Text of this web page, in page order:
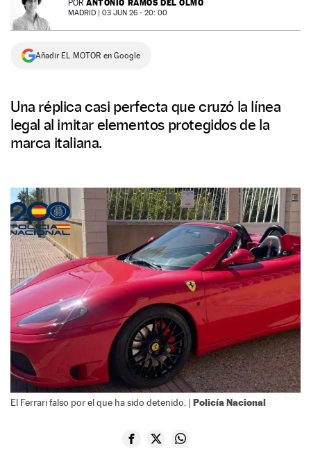
NEWSLETTER
SÍGUENOS
POR ANTONIO RAMOS DEL OLMO
MADRID | 03 JUN 26 - 20: 00
Añadir EL MOTOR en Google
Una réplica casi perfecta que cruzó la línea
legal al imitar elementos protegidos de la
marca italiana.
El Ferrari falso por el que ha sido detenido. | Policía Nacional